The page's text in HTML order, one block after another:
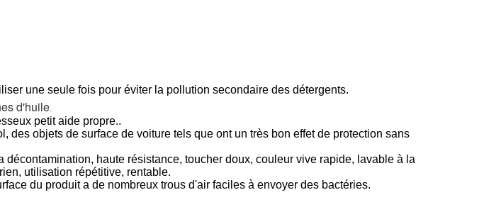
une seule fois pour éviter la pollution secondaire des détergents.
d'huile.
petit aide propre..
des objets de surface de voiture tels que ont un très bon effet de protection sans
haute résistance, toucher doux, couleur vive rapide, lavable à la
utilisation répétitive, rentable.
du produit a de nombreux trous d'air faciles à envoyer des bactéries.